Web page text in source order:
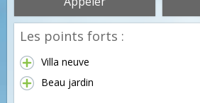
Les points forts :
Villa neuve
Beau jardin